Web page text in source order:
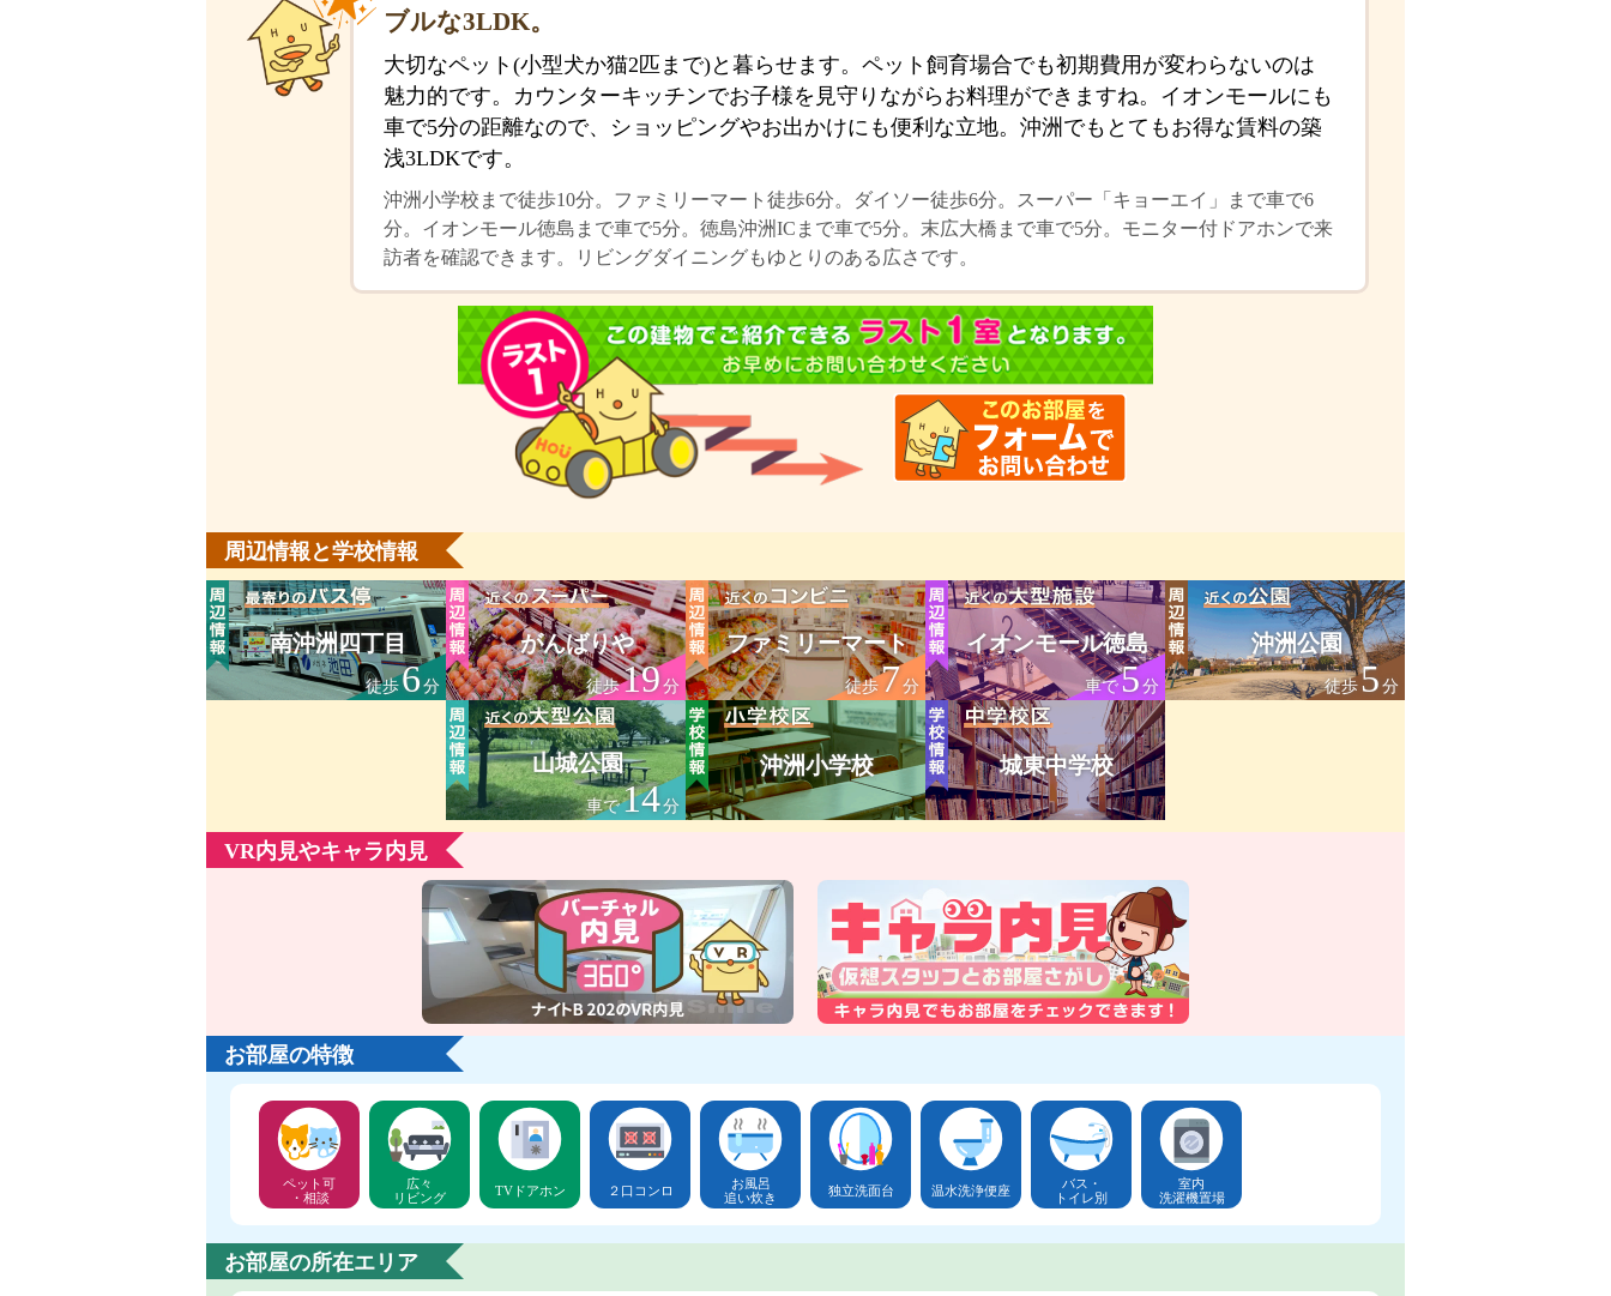
ブルな3LDK。
大切なペット(小型犬か猫2匹まで)と暮らせます。ペット飼育場合でも初期費用が変わらないのは
魅力的です。カウンターキッチンでお子様を見守りながらお料理ができますね。イオンモールにも
車で5分の距離なので、ショッピングやお出かけにも便利な立地。沖洲でもとてもお得な賃料の築
浅3LDKです。
沖洲小学校まで徒歩10分。ファミリーマート徒歩6分。ダイソー徒歩6分。スーパー「キョーエイ」まで車で6
分。イオンモール徳島まで車で5分。徳島沖洲ICまで車で5分。末広大橋まで車で5分。モニター付ドアホンで来
訪者を確認できます。リビングダイニングもゆとりのある広さです。
周辺情報と学校情報
南沖洲四丁目
徒歩6分
がんばりや
徒歩19分
ファミリーマート
徒歩7分
イオンモール徳島
車で5分
沖洲公園
徒歩5分
山城公園
車で14分
沖洲小学校 城東中学校
VR内見やキャラ内見
お部屋の特徴
ペット可
・相談
広々
リビング
TVドアホン ２口コンロ
お風呂
追い炊き
独立洗面台 温水洗浄便座
バス・
トイレ別
室内
洗濯機置場
お部屋の所在エリア